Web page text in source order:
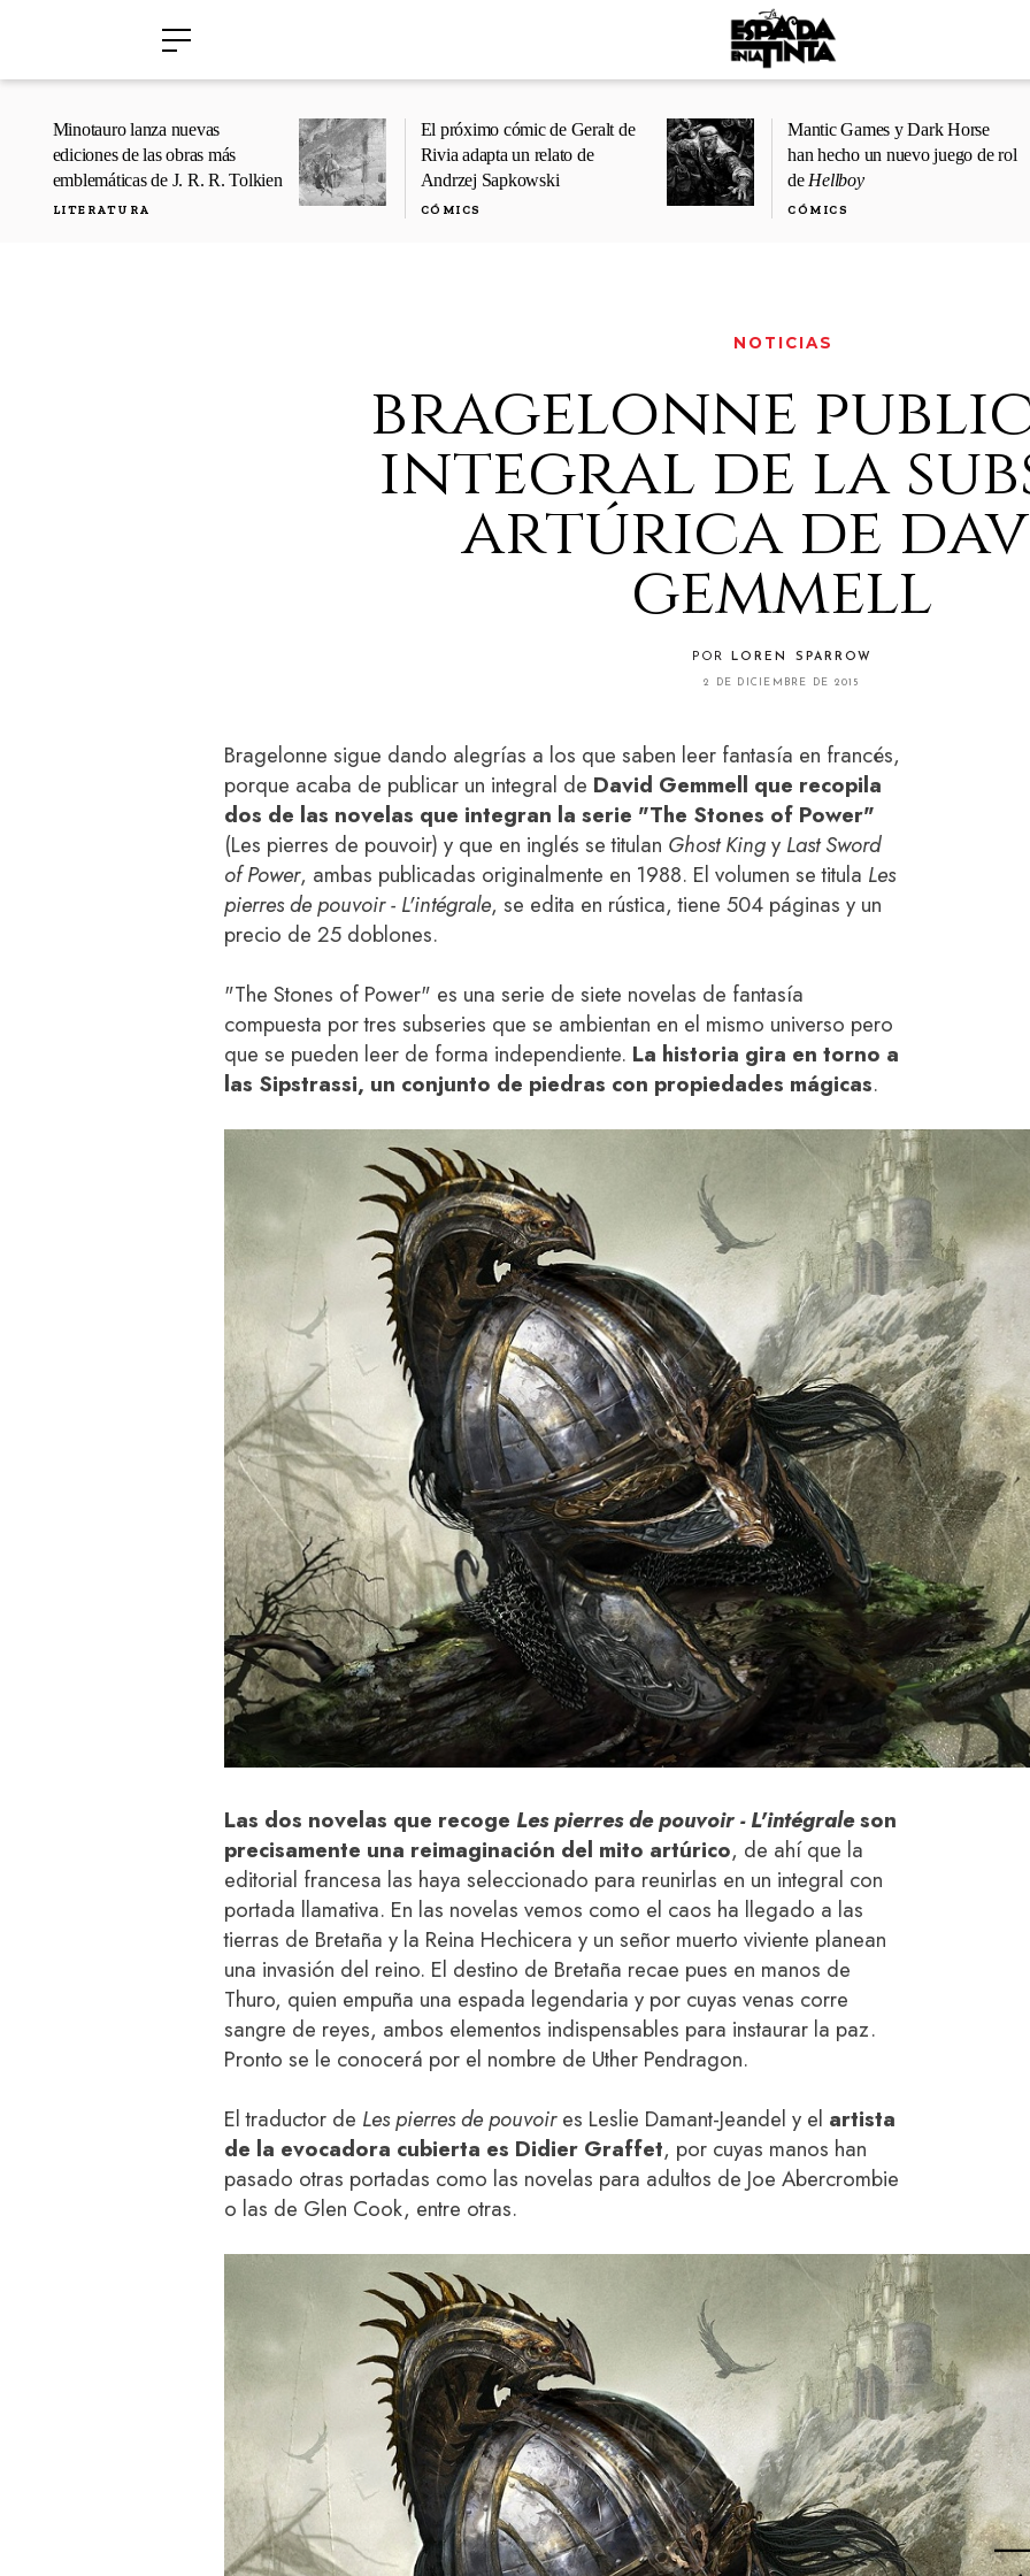
Minotauro lanza nuevas
ediciones de las obras más
emblemáticas de J. R. R. Tolkien
LITERATURA
El próximo cómic de Geralt de
Rivia adapta un relato de
Andrzej Sapkowski
CÓMICS
Mantic Games y Dark Horse
han hecho un nuevo juego de rol
de Hellboy
CÓMICS
NOTICIAS
bragelonne
integral de la
artúrica de
gemmell
POR LOREN SPARROW
2 DE DICIEMBRE DE 2015
Bragelonne sigue dando alegrías a los que saben leer fantasía en francés,
porque acaba de publicar un integral de David Gemmell que recopila
dos de las novelas que integran la serie "The Stones of Power"
(Les pierres de pouvoir) y que en inglés se titulan Ghost Kingy Last Sword
of Power, ambas publicadas originalmente en 1988. El volumen se titula Les
pierres de pouvoir - L'intégrale, se edita en rústica, tiene 504 páginas y un
precio de 25 doblones.
"The Stones of Power" es una serie de siete novelas de fantasía
compuesta por tres subseries que se ambientan en el mismo universo pero
que se pueden leer de forma independiente. La historia gira en torno a
las Sipstrassi, un conjunto de piedras con propiedades mágicas.
Las dos novelas que recoge Les pierres de pouvoir - L'intégraleson
precisamente una reimaginación del mito artúrico, de ahí que la
editorial francesa las haya seleccionado para reunirlas en un integral con
portada llamativa. En las novelas vemos como el caos ha llegado a las
tierras de Bretaña y la Reina Hechicera y un señor muerto viviente planean
una invasión del reino. El destino de Bretaña recae pues en manos de
Thuro, quien empuña una espada legendaria y por cuyas venas corre
sangre de reyes, ambos elementos indispensables para instaurar la paz.
Pronto se le conocerá por el nombre de Uther Pendragon.
El traductor de Les pierres de pouvoires Leslie Damant-Jeandel y el artista
de la evocadora cubierta es Didier Graffet, por cuyas manos han
pasado otras portadas como las novelas para adultos de Joe Abercrombie
o las de Glen Cook, entre otras.
›